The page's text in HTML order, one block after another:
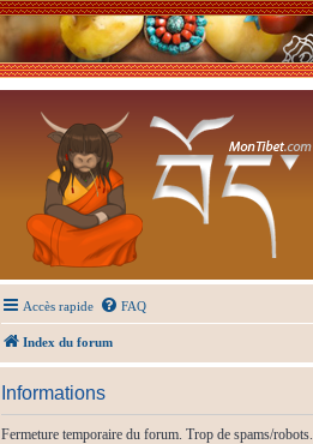
Accès rapide FAQ
Index du forum
Informations
Fermeture temporaire du forum. Trop de spams/robots.